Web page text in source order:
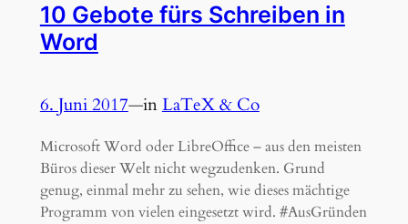
10 Gebote fürs Schreiben in
Word
6. Juni 2017—inLaTeX & Co
Microsoft Word oder LibreOffice – aus den meisten
Büros dieser Welt nicht wegzudenken. Grund
genug, einmal mehr zu sehen, wie dieses mächtige
Programm von vielen eingesetzt wird. #AusGründen